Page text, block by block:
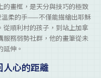
畫框，是天分與技巧的極致
溫柔的手——不僅能描繪出耶穌
順利村的孩子，到站上加拿
服務弱勢社群，他的畫筆從未
伸。
人心的距離